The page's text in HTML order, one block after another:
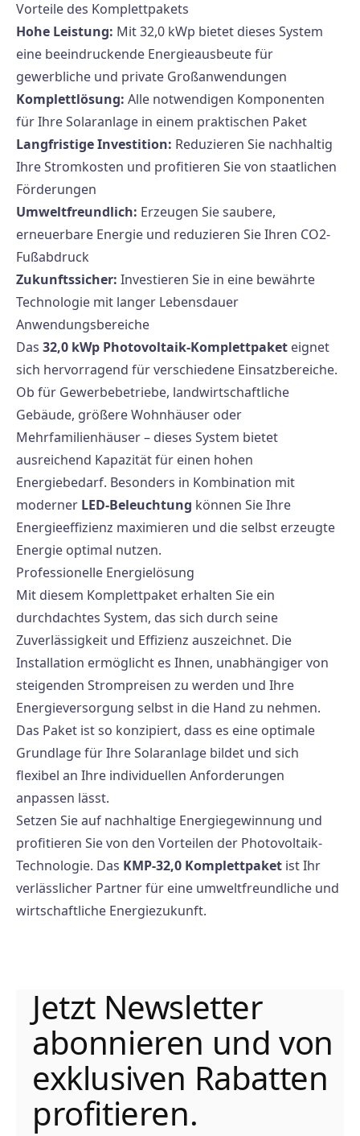
Vorteile des Komplettpakets
Hohe Leistung: Mit 32,0 kWp bietet dieses System
eine beeindruckende Energieausbeute für
gewerbliche und private Großanwendungen
Komplettlösung: Alle notwendigen Komponenten
für Ihre Solaranlage in einem praktischen Paket
Langfristige Investition: Reduzieren Sie nachhaltig
Ihre Stromkosten und profitieren Sie von staatlichen
Förderungen
Umweltfreundlich: Erzeugen Sie saubere,
erneuerbare Energie und reduzieren Sie Ihren CO2-
Fußabdruck
Zukunftssicher: Investieren Sie in eine bewährte
Technologie mit langer Lebensdauer
Anwendungsbereiche
Das 32,0 kWp Photovoltaik-Komplettpaket eignet
sich hervorragend für verschiedene Einsatzbereiche.
Ob für Gewerbebetriebe, landwirtschaftliche
Gebäude, größere Wohnhäuser oder
Mehrfamilienhäuser – dieses System bietet
ausreichend Kapazität für einen hohen
Energiebedarf. Besonders in Kombination mit
moderner LED-Beleuchtung können Sie Ihre
Energieeffizienz maximieren und die selbst erzeugte
Energie optimal nutzen.
Professionelle Energielösung
Mit diesem Komplettpaket erhalten Sie ein
durchdachtes System, das sich durch seine
Zuverlässigkeit und Effizienz auszeichnet. Die
Installation ermöglicht es Ihnen, unabhängiger von
steigenden Strompreisen zu werden und Ihre
Energieversorgung selbst in die Hand zu nehmen.
Das Paket ist so konzipiert, dass es eine optimale
Grundlage für Ihre Solaranlage bildet und sich
flexibel an Ihre individuellen Anforderungen
anpassen lässt.
Setzen Sie auf nachhaltige Energiegewinnung und
profitieren Sie von den Vorteilen der Photovoltaik-
Technologie. Das KMP-32,0 Komplettpaket ist Ihr
verlässlicher Partner für eine umweltfreundliche und
wirtschaftliche Energiezukunft.
Jetzt Newsletter
abonnieren und von
exklusiven Rabatten
profitieren.